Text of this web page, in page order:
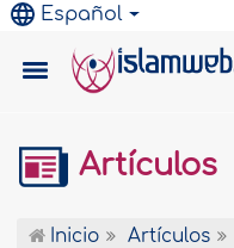
Español
Artículos
Inicio Artículos